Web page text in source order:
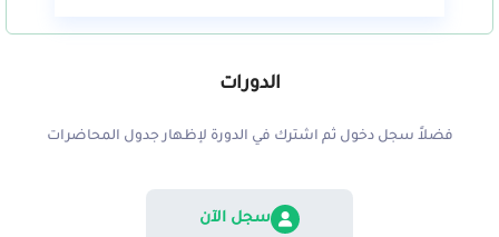
الدورات
فضلاً سجل دخول ثم اشترك في الدورة لإظهار جدول المحاضرات
سجل الآن